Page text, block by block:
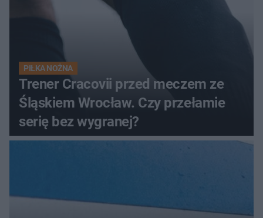
PIŁKA NOŻNA
Trener Cracovii przed meczem ze
Śląskiem Wrocław. Czy przełamie
serię bez wygranej?